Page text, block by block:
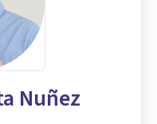
Nuñez